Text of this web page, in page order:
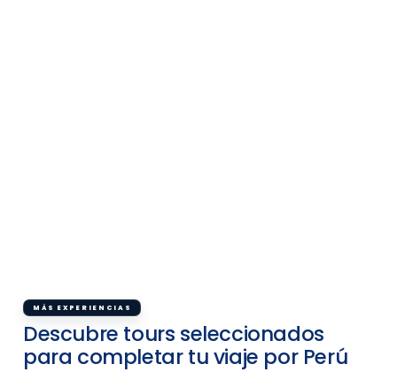
MÁS EXPERIENCIAS
Descubre tours seleccionados
para completar tu viaje por Perú